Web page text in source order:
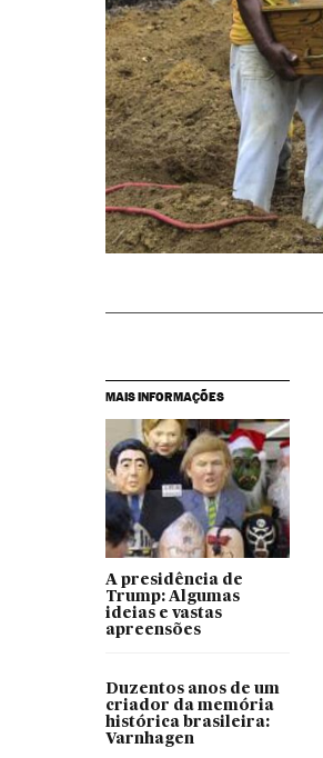
MAIS INFORMAÇÕES
A presidência de
Trump: Algumas
ideias e vastas
apreensões
Duzentos anos de um
criador da memória
histórica brasileira:
Varnhagen